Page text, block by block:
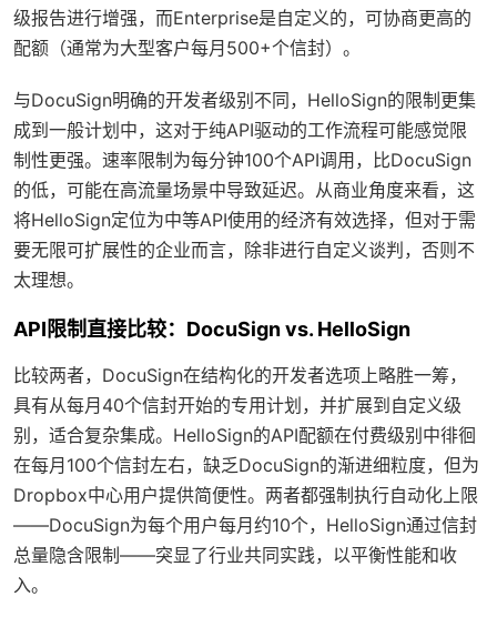
级报告进行增强，而Enterprise是自定义的，可协商更高的
配额（通常为大型客户每月500+个信封）。
与DocuSign明确的开发者级别不同，HelloSign的限制更集
成到一般计划中，这对于纯API驱动的工作流程可能感觉限
制性更强。速率限制为每分钟100个API调用，比DocuSign
的低，可能在高流量场景中导致延迟。从商业角度来看，这
将HelloSign定位为中等API使用的经济有效选择，但对于需
要无限可扩展性的企业而言，除非进行自定义谈判，否则不
太理想。
API限制直接比较：DocuSign vs. HelloSign
比较两者，DocuSign在结构化的开发者选项上略胜一筹，
具有从每月40个信封开始的专用计划，并扩展到自定义级
别，适合复杂集成。HelloSign的API配额在付费级别中徘徊
在每月100个信封左右，缺乏DocuSign的渐进细粒度，但为
Dropbox中心用户提供简便性。两者都强制执行自动化上限
——DocuSign为每个用户每月约10个，HelloSign通过信封
总量隐含限制——突显了行业共同实践，以平衡性能和收
入。